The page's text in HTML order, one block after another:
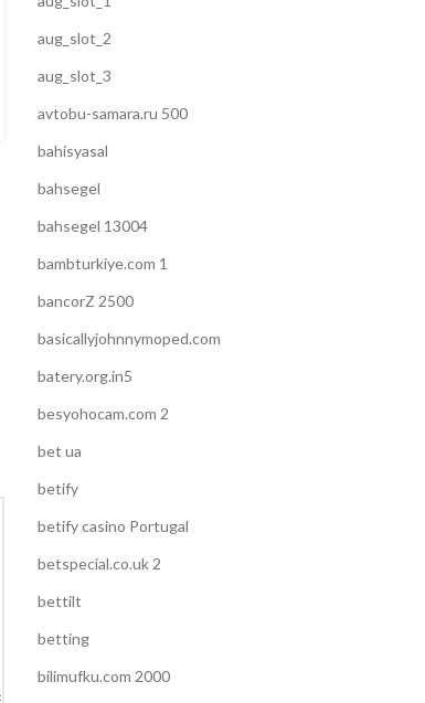
aug_slot_2
aug_slot_3
avtobu-samara.ru 500
bahisyasal
bahsegel
bahsegel 13004
bambturkiye.com 1
bancorZ 2500
basicallyjohnnymoped.com
batery.org.in5
besyohocam.com 2
bet ua
betify
betify casino Portugal
betspecial.co.uk 2
bettilt
betting
bilimufku.com 2000